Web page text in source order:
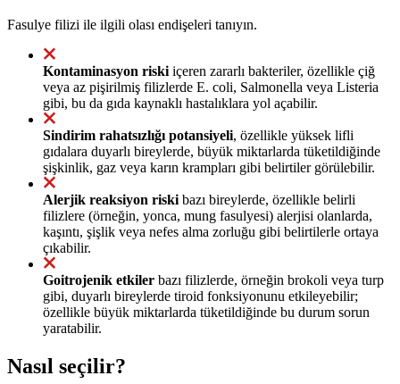
Fasulye filizi ile ilgili olası endişeleri tanıyın.
Kontaminasyon riskiiçeren zararlı bakteriler, özellikle çiğ
veya az pişirilmiş filizlerde E. coli, Salmonella veya Listeria
gibi, bu da gıda kaynaklı hastalıklara yol açabilir.
Sindirim rahatsızlığı potansiyeli, özellikle yüksek lifli
gıdalara duyarlı bireylerde, büyük miktarlarda tüketildiğinde
şişkinlik, gaz veya karın krampları gibi belirtiler görülebilir.
Alerjik reaksiyon riskibazı bireylerde, özellikle belirli
filizlere (örneğin, yonca, mung fasulyesi) alerjisi olanlarda,
kaşıntı, şişlik veya nefes alma zorluğu gibi belirtilerle ortaya
çıkabilir.
Goitrojenik etkiler bazı filizlerde, örneğin brokoli veya turp
gibi, duyarlı bireylerde tiroid fonksiyonunu etkileyebilir;
özellikle büyük miktarlarda tüketildiğinde bu durum sorun
yaratabilir.
Nasıl seçilir?